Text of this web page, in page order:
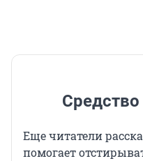
Средство
Еще читатели
помогает